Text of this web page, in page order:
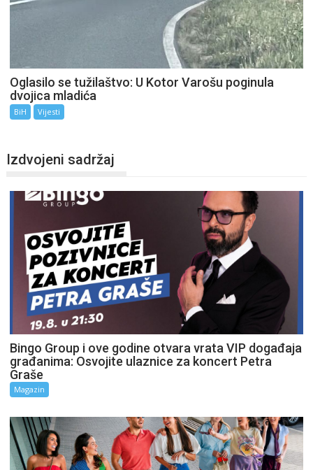
Oglasilo se tužilaštvo: U Kotor Varošu poginula
dvojica mladića
BiH Vijesti
Izdvojeni sadržaj
Bingo Group i ove godine otvara vrata VIP događaja
građanima: Osvojite ulaznice za koncert Petra
Graše
Magazin